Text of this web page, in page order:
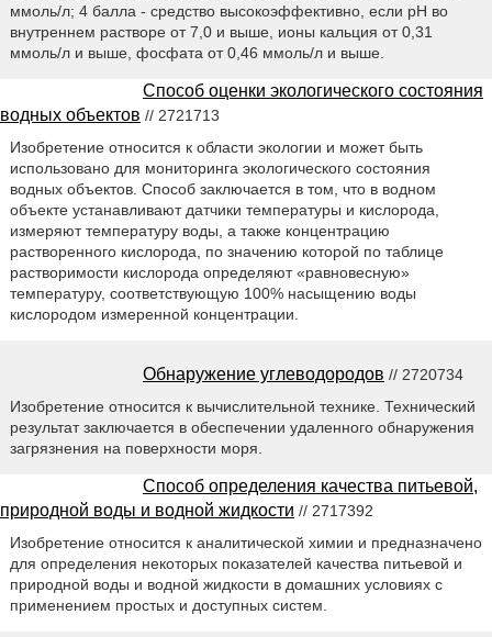
ммоль/л; 4 балла - средство высокоэффективно, если рН во
внутреннем растворе от 7,0 и выше, ионы кальция от 0,31
ммоль/л и выше, фосфата от 0,46 ммоль/л и выше.
Способ оценки экологического состояния
водных объектов // 2721713
Изобретение относится к области экологии и может быть
использовано для мониторинга экологического состояния
водных объектов. Способ заключается в том, что в водном
объекте устанавливают датчики температуры и кислорода,
измеряют температуру воды, а также концентрацию
растворенного кислорода, по значению которой по таблице
растворимости кислорода определяют «равновесную»
температуру, соответствующую 100% насыщению воды
кислородом измеренной концентрации.
Обнаружение углеводородов // 2720734
Изобретение относится к вычислительной технике. Технический
результат заключается в обеспечении удаленного обнаружения
загрязнения на поверхности моря.
Способ определения качества питьевой,
природной воды и водной жидкости // 2717392
Изобретение относится к аналитической химии и предназначено
для определения некоторых показателей качества питьевой и
природной воды и водной жидкости в домашних условиях с
применением простых и доступных систем.